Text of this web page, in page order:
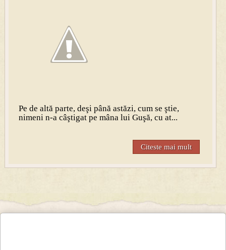
Pe de altă parte, deşi până astăzi, cum se ştie,
nimeni n-a câştigat pe mâna lui Guşă, cu at...
Citeste mai mult